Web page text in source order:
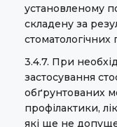
установленому
складену за
стоматологічних
3.4.7. При
застосування
обґрунтованих
профілактики,
які ще не